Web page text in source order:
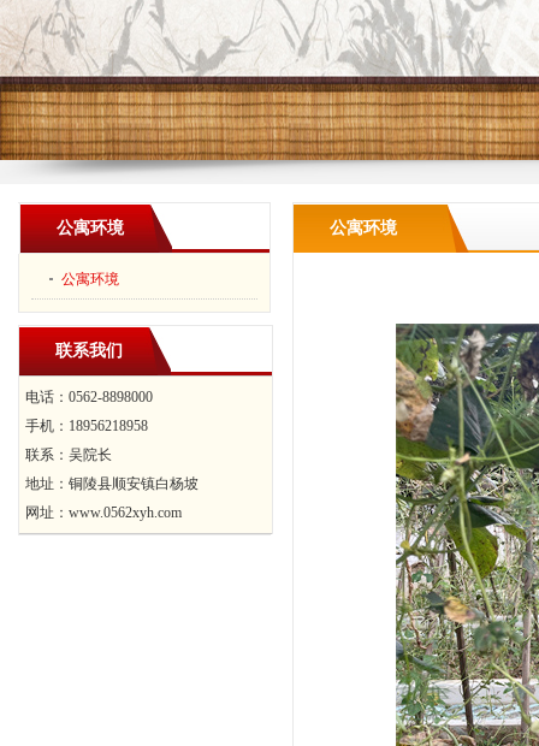
公寓环境
公寓环境
联系我们
电话：0562-8898000
手机：18956218958
联系：吴院长
地址：铜陵县顺安镇白杨坡
网址：www.0562xyh.com
公寓环境